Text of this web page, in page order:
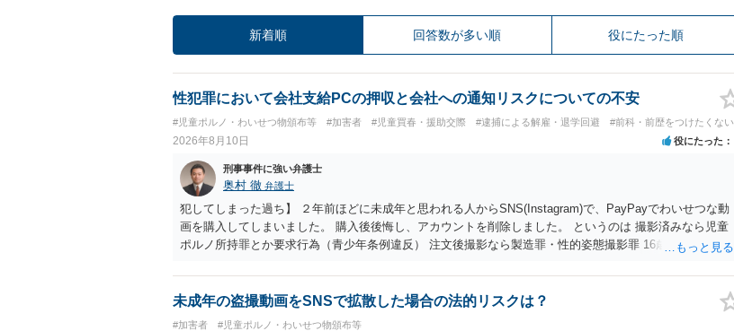
新着順 回答数が多い順 役にたった順
性犯罪において会社支給PCの押収と会社への通知リスクについての不安
#児童ポルノ・わいせつ物頒布等 #加害者 #児童買春・援助交際 #逮捕による解雇・退学回避 #前科・前歴をつけたくない
2026年8月10日 役にたった
刑事事件に強い弁護士
奥村 徹 弁護士
犯してしまった過ち】 ２年前ほどに未成年と思われる人からSNS(Instagram)で、PayPayでわいせつな動
画を購入してしまいました。 購入後後悔し、アカウントを削除しました。 というのは 撮影済みなら児童
ポルノ所持罪とか要求行為（青少年条例違反） 注文後撮影なら製造罪・性的姿態撮影罪 16歳未満だと、
るでしょう。 一般論としては、 所持罪だけであれば、 弁護士に相談した上で、実際に使った端末を持っ
て、警察相談に出向いておけば 会社PCまでは押収されないと思います。 不同意わいせつ罪（176条3項）
未成年の盗撮動画をSNSで拡散した場合の法的リスクは？
#加害者 #児童ポルノ・わいせつ物頒布等